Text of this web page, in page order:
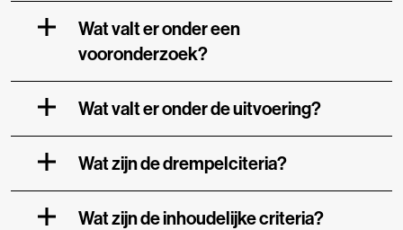
Wat valt er onder een
vooronderzoek?
Wat valt er onder de uitvoering?
Wat zijn de drempelciteria?
Wat zijn de inhoudelijke criteria?